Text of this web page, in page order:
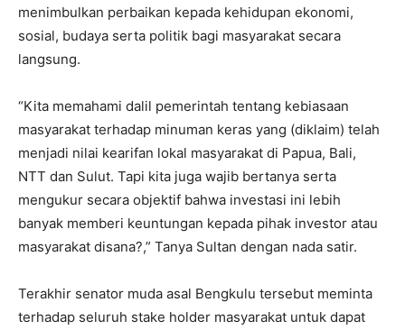
menimbulkan perbaikan kepada kehidupan ekonomi,
sosial, budaya serta politik bagi masyarakat secara
langsung.
“Kita memahami dalil pemerintah tentang kebiasaan
masyarakat terhadap minuman keras yang (diklaim) telah
menjadi nilai kearifan lokal masyarakat di Papua, Bali,
NTT dan Sulut. Tapi kita juga wajib bertanya serta
mengukur secara objektif bahwa investasi ini lebih
banyak memberi keuntungan kepada pihak investor atau
masyarakat disana?,” Tanya Sultan dengan nada satir.
Terakhir senator muda asal Bengkulu tersebut meminta
terhadap seluruh stake holder masyarakat untuk dapat